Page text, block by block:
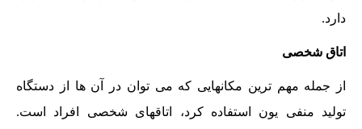
دارد.
اتاق شخصی
از جمله مهم ترین مکانهایی که می توان در آن ها از دستگاه
تولید منفی یون استفاده کرد، اتاقهای شخصی افراد است.